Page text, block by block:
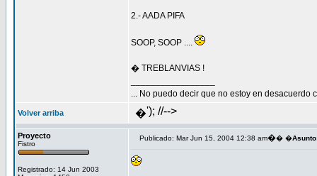
2.- AADA PIFA
SOOP, SOOP ....
� TREBLANVIAS !
... No puedo decir que no estoy en desacuerdo
Volver arriba �'); //-->
Proyecto
Fistro
Registrado: 14 Jun 2003
Publicado: Mar Jun 15, 2004 12:38 am�� �Asunto